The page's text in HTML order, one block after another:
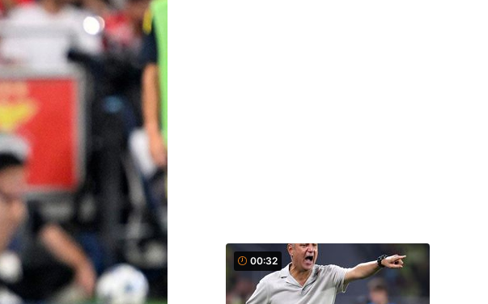
00:32